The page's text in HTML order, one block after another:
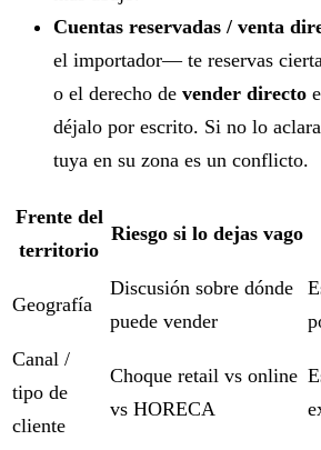
Cuentas reservadas / venta
el importador— te reservas
o el derecho de vender directo
déjalo por escrito. Si no lo
tuya en su zona es un conflicto.
Frente del
territorio
Riesgo si lo dejas vago
Geografía
Discusión sobre dónde
puede vender
Canal /
tipo de
cliente
Choque retail vs online
vs HORECA